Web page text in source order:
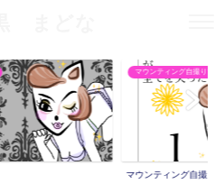
マウンティング自撮りマ
マウンティング自撮り